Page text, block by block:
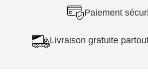
Paiement
Livraison gratuite